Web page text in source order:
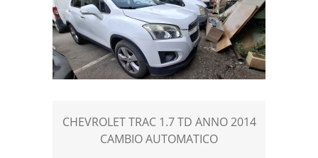
CHEVROLET TRAC 1.7 TD ANNO 2014
CAMBIO AUTOMATICO